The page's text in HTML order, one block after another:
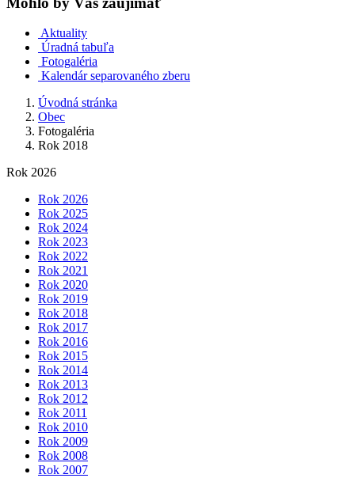
Aktuality
Úradná tabuľa
Fotogaléria
Kalendár separovaného zberu
Úvodná stránka
Obec
Fotogaléria
Rok 2018
Rok 2026
Rok 2026
Rok 2025
Rok 2024
Rok 2023
Rok 2022
Rok 2021
Rok 2020
Rok 2019
Rok 2018
Rok 2017
Rok 2016
Rok 2015
Rok 2014
Rok 2013
Rok 2012
Rok 2011
Rok 2010
Rok 2009
Rok 2008
Rok 2007